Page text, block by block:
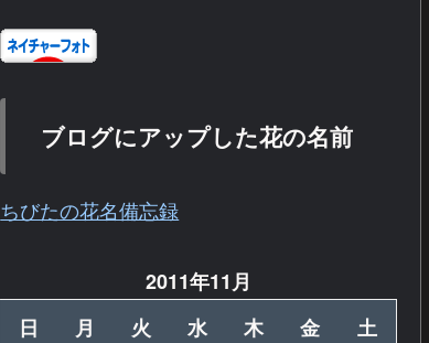
ブログにアップした花の名前
ちびたの花名備忘録
2011年11月
日
月 火 水 木 金
土